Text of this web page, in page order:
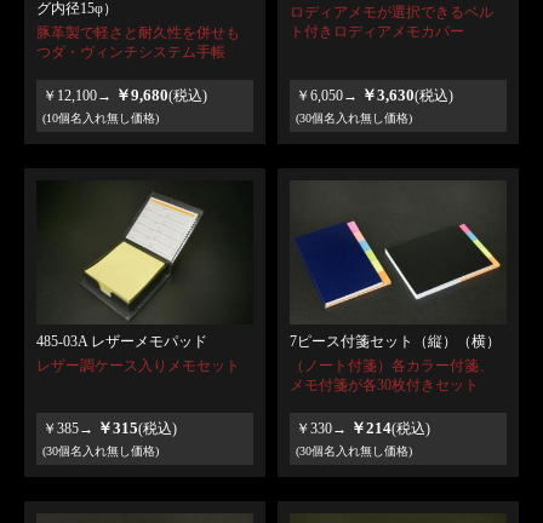
グ内径15φ）
豚革製で軽さと耐久性を併せも
つダ・ヴィンチシステム手帳
￥12,100→ ￥9,680(税込)
(10個名入れ無し価格)
ロディアメモが選択できるベル
ト付きロディアメモカバー
￥6,050→ ￥3,630(税込)
(30個名入れ無し価格)
485-03A レザーメモパッド
レザー調ケース入りメモセット
￥385→ ￥315(税込)
(30個名入れ無し価格)
7ピース付箋セット（縦）（横）
（ノート付箋）各カラー付箋、
メモ付箋が各30枚付きセット
￥330→ ￥214(税込)
(30個名入れ無し価格)